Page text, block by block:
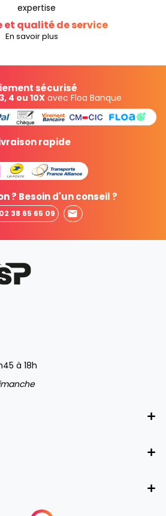
et qualité de service
En savoir plus
sécurisé
3, 4 ou 10X avec Floa Banque
rapide
? Besoin d'un conseil ?
02 38 65 65 09
à 18h